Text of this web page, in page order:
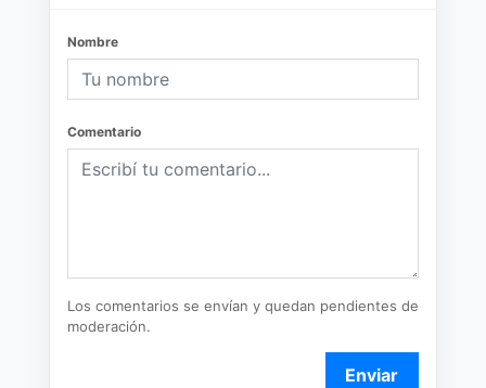
Nombre
Comentario
Los comentarios se envían y quedan pendientes de
moderación.
Enviar